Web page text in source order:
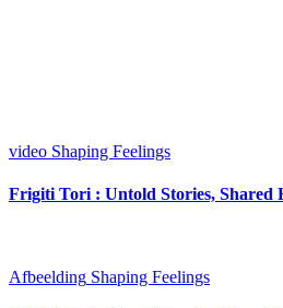
video Shaping Feelings
Frigiti Tori : Untold Stories, Shared
Afbeelding Shaping Feelings